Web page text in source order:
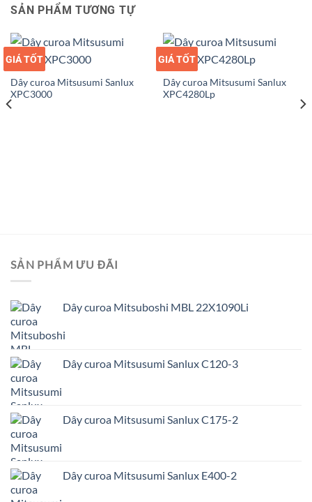
SẢN PHẨM TƯƠNG TỰ
GIÁ SỈ
GIÁ TỐT
Dây curoa Mitsusumi Sanlux
XPC3000
GIÁ SỈ
GIÁ TỐT
Dây curoa Mitsusumi Sanlux
XPC4280Lp
SẢN PHẨM ƯU ĐÃI
Dây curoa Mitsuboshi MBL 22X1090Li
Dây curoa Mitsusumi Sanlux C120-3
Dây curoa Mitsusumi Sanlux C175-2
Dây curoa Mitsusumi Sanlux E400-2